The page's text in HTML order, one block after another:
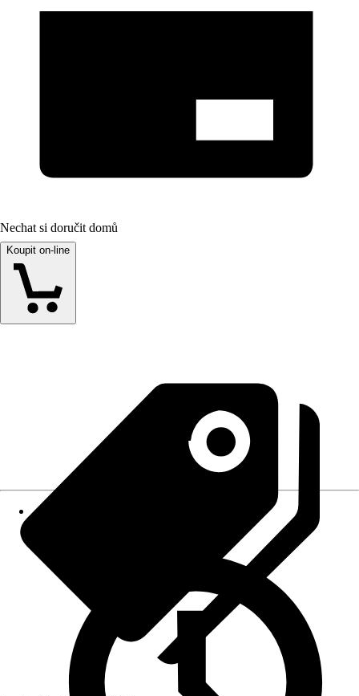
Nechat si doručit domů
Koupit on-line